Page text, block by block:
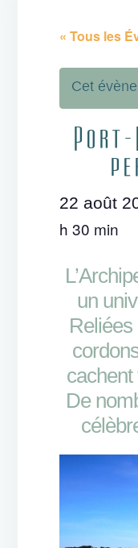
« Tous les
Cet
22 août
h 30 min
un
cachent
De